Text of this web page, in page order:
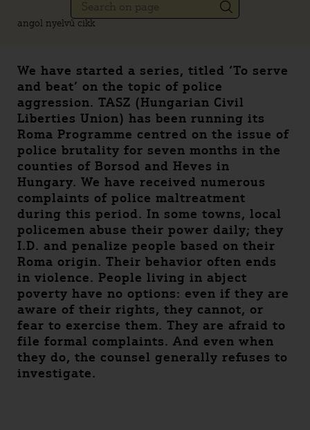
angol nyelvű cikk
We have started a series, titled ‘To serve
and beat’ on the topic of police
aggression. TASZ (Hungarian Civil
Liberties Union) has been running its
Roma Programme centred on the issue of
police brutality for seven months in the
counties of Borsod and Heves in
Hungary. We have received numerous
complaints of police maltreatment
during this period. In some towns, local
policemen abuse their power daily; they
I.D. and penalize people based on their
Roma origin. Their behavior often ends
in violence. People living in abject
poverty have no options: even if they are
aware of their rights, they cannot, or
fear to exercise them. They are afraid to
file formal complaints. And even when
they do, the counsel generally refuses to
investigate.